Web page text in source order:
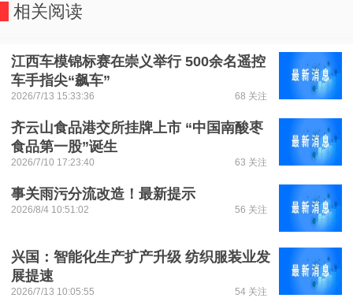
相关阅读
江西车模锦标赛在崇义举行 500余名遥控
车手指尖“飙车”
2026/7/13 15:33:36 68 关注
齐云山食品港交所挂牌上市 “中国南酸枣
食品第一股”诞生
2026/7/10 17:23:40 63 关注
事关雨污分流改造！最新提示
2026/8/4 10:51:02 56 关注
兴国：智能化生产扩产升级 纺织服装业发
展提速
2026/7/13 10:05:55 54 关注